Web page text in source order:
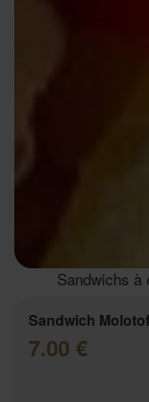
Sandwichs à
Sandwich Molotof
7.00 €